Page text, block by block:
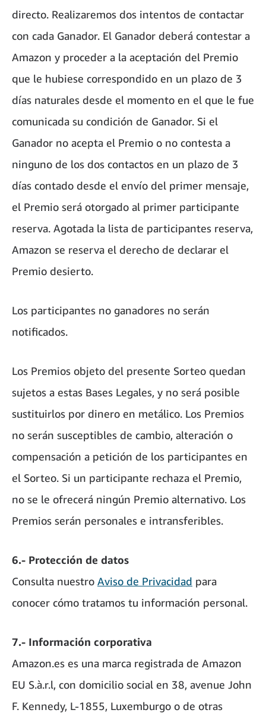
directo. Realizaremos dos intentos de contactar
con cada Ganador. El Ganador deberá contestar a
Amazon y proceder a la aceptación del Premio
que le hubiese correspondido en un plazo de 3
días naturales desde el momento en el que le fue
comunicada su condición de Ganador. Si el
Ganador no acepta el Premio o no contesta a
ninguno de los dos contactos en un plazo de 3
días contado desde el envío del primer mensaje,
el Premio será otorgado al primer participante
reserva. Agotada la lista de participantes reserva,
Amazon se reserva el derecho de declarar el
Premio desierto.
Los participantes no ganadores no serán
notificados.
Los Premios objeto del presente Sorteo quedan
sujetos a estas Bases Legales, y no será posible
sustituirlos por dinero en metálico. Los Premios
no serán susceptibles de cambio, alteración o
compensación a petición de los participantes en
el Sorteo. Si un participante rechaza el Premio,
no se le ofrecerá ningún Premio alternativo. Los
Premios serán personales e intransferibles.
6.- Protección de datos
Consulta nuestro Aviso de Privacidad para
conocer cómo tratamos tu información personal.
7.- Información corporativa
Amazon.es es una marca registrada de Amazon
EU S.à.r.l, con domicilio social en 38, avenue John
F. Kennedy, L-1855, Luxemburgo o de otras